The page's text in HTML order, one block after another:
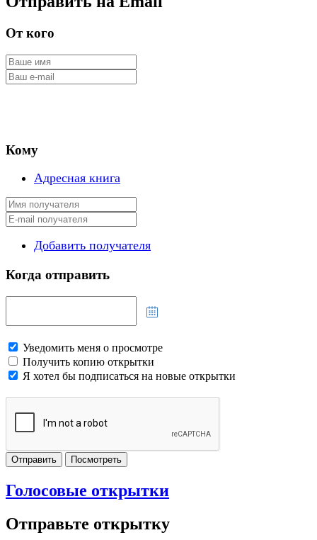
От кого
Кому
Адресная книга
Добавить получателя
Когда отправить
Уведомить меня о просмотре
Получить копию открытки
Я хотел бы подписаться на новые открытки
Отправить Посмотреть
Голосовые открытки
Отправьте открытку